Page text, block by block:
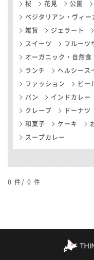
桜 花見 公園
ベジタリアン・ヴィー
雑貨 ジェラート
スイーツ フルーツ
オーガニック・自然食
ランチ ヘルシース
ファッション ビー
パン インドカレー
クレープ ドーナツ
和菓子 ケーキ
スープカレー
0 件/ 0 件